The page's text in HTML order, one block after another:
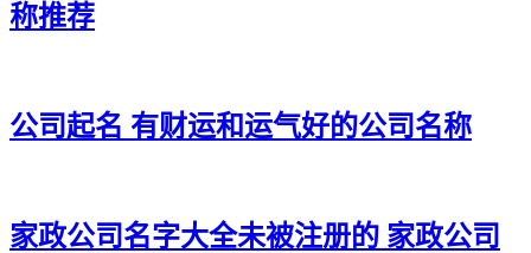
称推荐
公司起名 有财运和运气好的公司名称
家政公司名字大全未被注册的 家政公司